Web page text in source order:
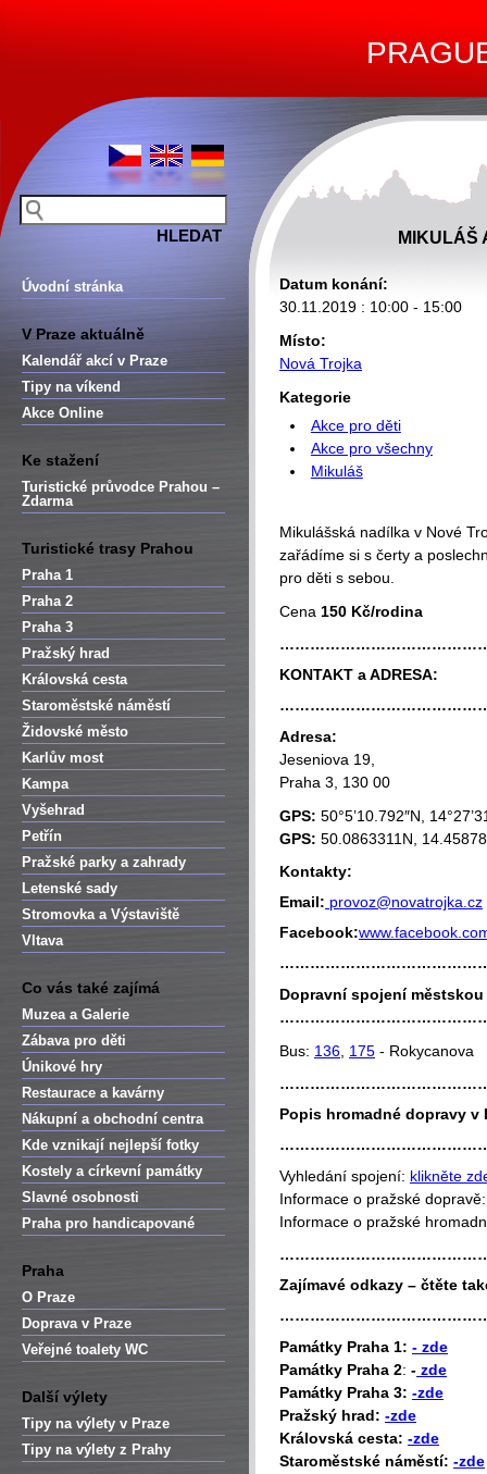
Úvodní stránka
V Praze aktuálně
Kalendář akcí v Praze
Tipy na víkend
Akce Online
Ke stažení
Turistické průvodce Prahou –
Zdarma
Turistické trasy Prahou
Praha 1
Praha 2
Praha 3
Pražský hrad
Královská cesta
Staroměstské náměstí
Židovské město
Karlův most
Kampa
Vyšehrad
Petřín
Pražské parky a zahrady
Letenské sady
Stromovka a Výstaviště
Vltava
Co vás také zajímá
Muzea a Galerie
Zábava pro děti
Únikové hry
Restaurace a kavárny
Nákupní a obchodní centra
Kde vznikají nejlepší fotky
Kostely a církevní památky
Slavné osobnosti
Praha pro handicapované
Praha
O Praze
Doprava v Praze
Veřejné toalety WC
Další výlety
Tipy na výlety v Praze
Tipy na výlety z Prahy
MIKULÁŠ
Datum konání:
30.11.2019 : 10:00 - 15:00
Místo:
Nová Trojka
Kategorie
Akce pro děti
Akce pro všechny
Mikuláš
Mikulášská nadílka v Nové
zařádíme si s čerty a
pro děti s sebou.
Cena 150 Kč/rodina
KONTAKT a ADRESA:
Adresa:
Jeseniova 19,
Praha 3, 130 00
GPS: 50°5’10.792″N,
GPS: 50.0863311N,
Kontakty:
Email: provoz@novatrojka.cz
Facebook:
Dopravní spojení
Bus: 136 175 - Rokycanova
Popis hromadné dopravy v
Vyhledání spojení: klikněte
Informace o pražské
Informace o pražské
Zajímavé odkazy – čtěte
Památky Praha 1: - zde
Památky Praha 2: - zde
Památky Praha 3: -zde
Pražský hrad: -zde
Královská cesta: -zde
Staroměstské náměstí: -zde